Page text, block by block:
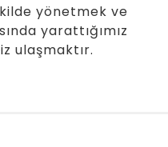
yönetmek ve
yarattığımız
ulaşmaktır.